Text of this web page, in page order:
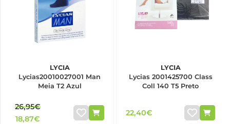
LYCIA
Lycias20010027001 Man
Meia T2 Azul
26,95€
18,87€
LYCIA
Lycias 2001425700 Class
Coll 140 T5 Preto
22,40€